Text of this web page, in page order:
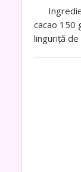
cacao 150
linguriță